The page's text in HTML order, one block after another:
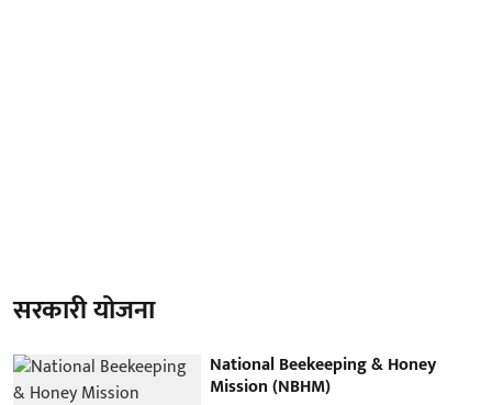
सरकारी योजना
National Beekeeping & Honey
Mission (NBHM)